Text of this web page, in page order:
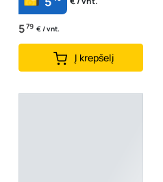
579 € / vnt.
Į krepšelį